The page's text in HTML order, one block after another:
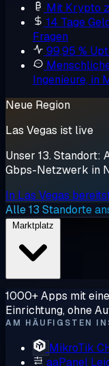
Mit Krypto
14 Tage
Fragen
99,95 %
Ingenieure, in
Neue Region
Las Vegas ist live
Unser 13. Standort:
Gbps-Netzwerk in
In Las Vegas
Alle 13 Standorte
1000+ Apps mit
Einrichtung, ohne
AM HÄUFIGSTEN
MikroTik
aaPanel